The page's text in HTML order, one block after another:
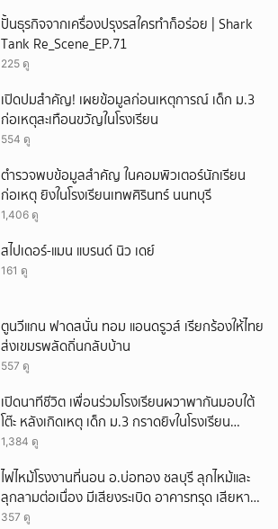
ปั้นธุรกิจจากเครื่องปรุงรสใครทำก็อร่อย | Shark
Tank Re_Scene_EP.71
225 ดู
เปิดปมสำคัญ! เผยข้อมูลก่อนเหตุการณ์ เด็ก ม.3
ก่อเหตุสะเทือนขวัญในโรงเรียน
554 ดู
ตำรวจพบข้อมูลสำคัญ ในคอมพิวเตอร์นักเรียน
ก่อเหตุ ยิงในโรงเรียนเทพศิรินทร์ นนทบุรี
1,406 ดู
สไปเดอร์-แมน แบรนด์ นิว เดย์
161 ดู
ตูนวีแกน ฟาดสนั่น ทอม แอนดรูวส์ เรียกร้องให้ไทย
ส่งเขมรพลัดถิ่นกลับบ้าน
557 ดู
เปิดนาทีชีวิต เพื่อนร่วมโรงเรียนผวาพากันมอบใต้
โต๊ะ หลังเกิดเหตุ เด็ก ม.3 กราดยิvในโรงเรียน
เทพศิรินทร์นนท์ แบบไม่เลือกหน้า เสียงปืนดังสนั่น
1,384 ดู
ไฟไหม้โรงงานที่นอน อ.บ่อทอง ชลบุรี ลุกไหม้และ
ลุกลามต่อเนื่อง มีเสียงระเบิด อาคารทรุด เสียหาย
หนัก
357 ดู